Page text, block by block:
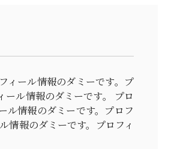
ィール情報のダミーです。プ
ール情報のダミーです。 プロ
ル情報のダミーです。プロフ
情報のダミーです。プロフィ